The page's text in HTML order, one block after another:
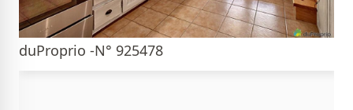
duProprio -N° 925478